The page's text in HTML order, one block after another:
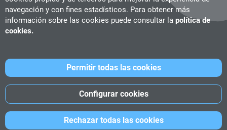
navegación y con fines estadísticos. Para obtener más
información sobre las cookies puede consultar la política de
cookies.
Rechazar todas las cookies
Configurar cookies
Permitir todas las cookies
CITM
C/ de la Igualtat, 33, 08222 Terrassa
UPC School
©Fundació Politècnica de Catalunya-Avíso legal-Política de
cookies-Política de privacidad